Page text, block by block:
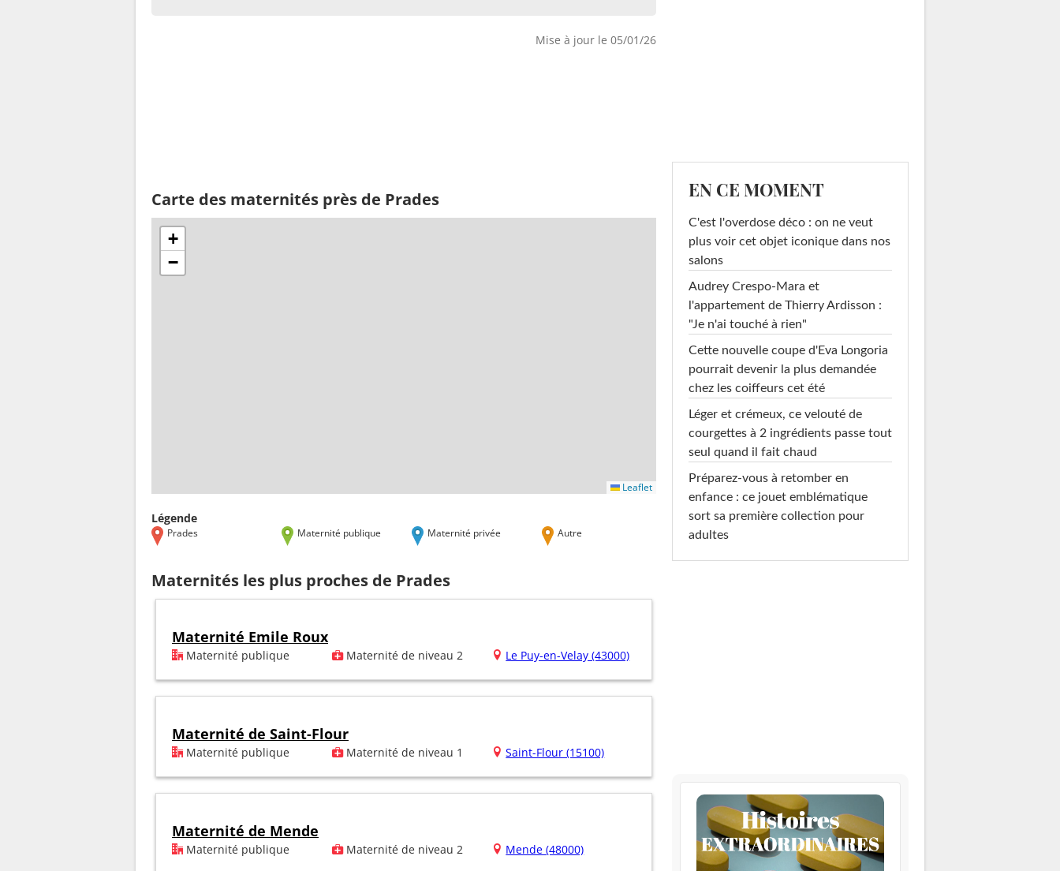
Mise à jour le 05/01/26
Carte des maternités près de Prades
+
−
Leaflet
Légende
Prades Maternité publique Maternité privée Autre
Maternités les plus proches de Prades
Maternité Emile Roux
Maternité publique Maternité de niveau 2 Le Puy-en-Velay (43000)
Maternité de Saint-Flour
Maternité publique Maternité de niveau 1 Saint-Flour (15100)
Maternité de Mende
Maternité publique Maternité de niveau 2 Mende (48000)
EN CE MOMENT
C'est l'overdose déco : on ne veut
plus voir cet objet iconique dans nos
salons
Audrey Crespo-Mara et
l'appartement de Thierry Ardisson :
"Je n'ai touché à rien"
Cette nouvelle coupe d'Eva Longoria
pourrait devenir la plus demandée
chez les coiffeurs cet été
Léger et crémeux, ce velouté de
courgettes à 2 ingrédients passe tout
seul quand il fait chaud
Préparez-vous à retomber en
enfance : ce jouet emblématique
sort sa première collection pour
adultes